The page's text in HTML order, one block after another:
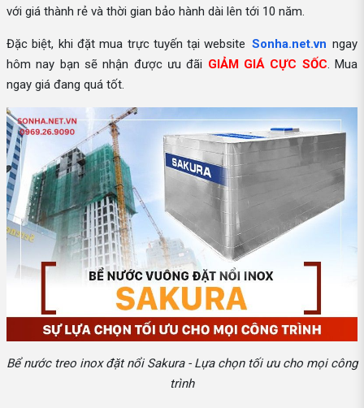
với giá thành rẻ và thời gian bảo hành dài lên tới 10 năm.
Đặc biệt, khi đặt mua trực tuyến tại website Sonha.net.vn ngay
hôm nay bạn sẽ nhận được ưu đãi GIẢM GIÁ CỰC SỐC. Mua
ngay giá đang quá tốt.
Bể nước treo inox đặt nổi Sakura - Lựa chọn tối ưu cho mọi công
trình